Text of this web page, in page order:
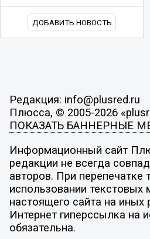
ДОБАВИТЬ НОВОСТЬ
Редакция: info@plusred.ru
Плюсса, © 2005-2026
ПОКАЗАТЬ БАННЕРНЫЕ
Информационный сайт
редакции не всегда
авторов. При перепечатке
использовании текстовых
настоящего сайта на иных
Интернет гиперссылка на
обязательна.